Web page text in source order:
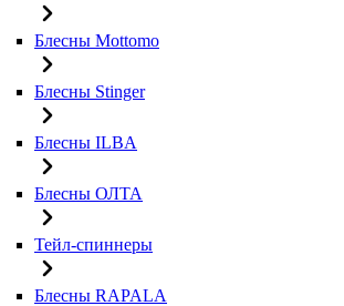
Блесны Mottomo
Блесны Stinger
Блесны ILBA
Блесны ОЛТА
Тейл-спиннеры
Блесны RAPALA